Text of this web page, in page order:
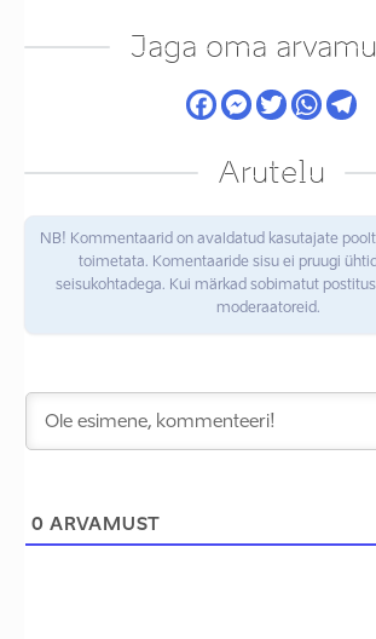
Jaga oma
Arutelu
NB! Kommentaarid on avaldatud kasutajate
toimetata. Komentaaride sisu ei pruugi
seisukohtadega. Kui märkad sobimatut
moderaatoreid.
0 ARVAMUST